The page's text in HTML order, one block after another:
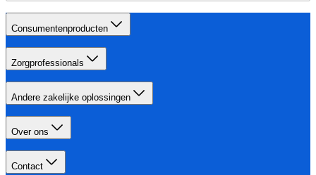
Consumentenproducten
Zorgprofessionals
Andere zakelijke oplossingen
Over ons
Contact